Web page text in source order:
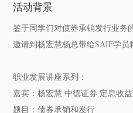
活动背景
鉴于同学们对债券承销发行业务
邀请到杨宏慧杨总带给SAIF学员
职业发展讲座系列：
嘉宾：杨宏慧 中德证券 定息收
题目：债券承销和发行